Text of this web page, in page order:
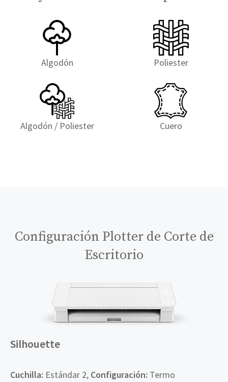
Algodón Poliester
Algodón / Poliester Cuero
Configuración Plotter de Corte de
Escritorio
Silhouette
Cuchilla: Estándar 2, Configuración: Termo